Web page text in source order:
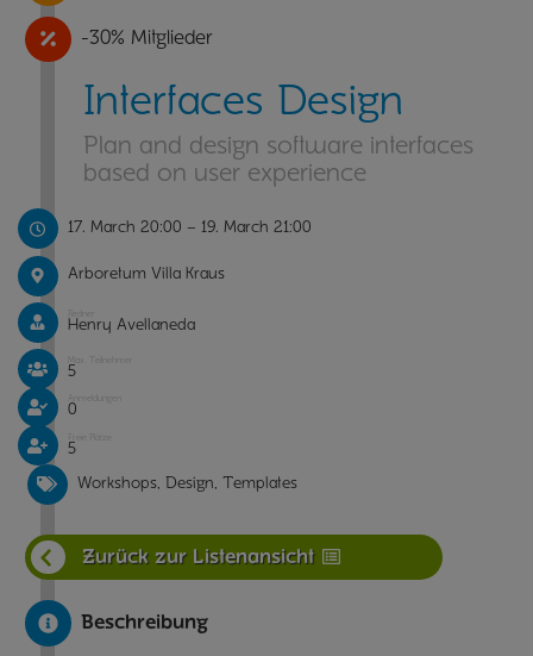
-30% Mitglieder
Interfaces Design
Plan and design software interfaces
based on user experience
17. March 20:00 – 19. March 21:00
Arboretum Villa Kraus
Henry Avellaneda
5
0
5
Workshops, Design, Templates
Zurück zur Listenansicht
Beschreibung